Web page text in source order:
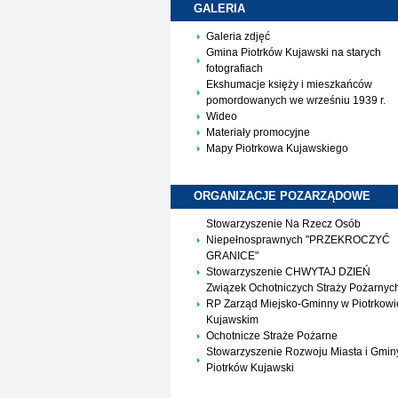
GALERIA
Galeria zdjęć
Gmina Piotrków Kujawski na starych
fotografiach
Ekshumacje księży i mieszkańców
pomordowanych we wrześniu 1939 r.
Wideo
Materiały promocyjne
Mapy Piotrkowa Kujawskiego
ORGANIZACJE POZARZĄDOWE
Stowarzyszenie Na Rzecz Osób
Niepełnosprawnych "PRZEKROCZYĆ
GRANICE"
Stowarzyszenie CHWYTAJ DZIEŃ
Związek Ochotniczych Straży
RP Zarząd Miejsko-Gminny w
Kujawskim
Ochotnicze Straże Pożarne
Stowarzyszenie Rozwoju Miasta i
Piotrków Kujawski